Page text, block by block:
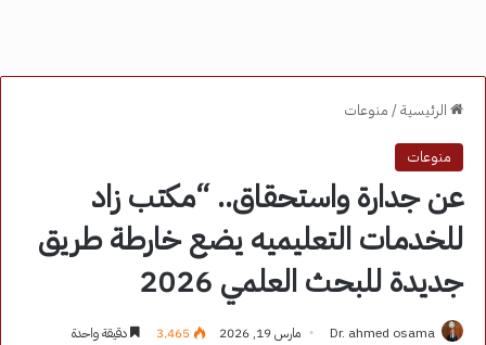
الرئيسية/ منوعات
منوعات
عن جدارة واستحقاق.. “مكتب زاد
للخدمات التعليميه يضع خارطة طريق
جديدة للبحث العلمي 2026
Dr. ahmed osama مارس 19, 2026 3٬465 دقيقة واحدة